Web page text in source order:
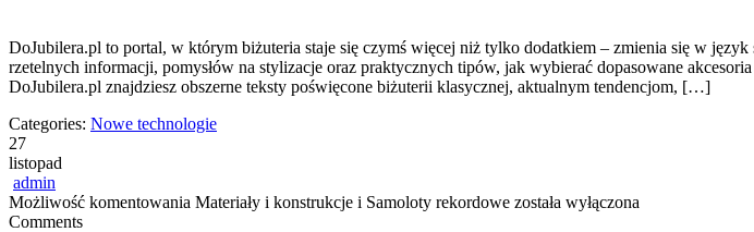
DoJubilera.pl to portal, w którym biżuteria staje się czymś więcej niż tylko dodatkiem – zmienia się w
rzetelnych informacji, pomysłów na stylizacje oraz praktycznych tipów, jak wybierać dopasowane
DoJubilera.pl znajdziesz obszerne teksty poświęcone biżuterii klasycznej, aktualnym tendencjom, […]
Categories: Nowe technologie
27
listopad
admin
Możliwość komentowania Materiały i konstrukcje i Samoloty rekordowe została wyłączona
Comments